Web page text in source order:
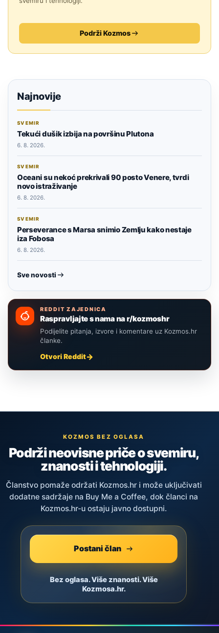
Podrži Kozmos
Najnovije
SVEMIR
Tekući dušik izbija na površinu Plutona
6. 8. 2026.
SVEMIR
Oceani su nekoć prekrivali 90 posto Venere, tvrdi
novo istraživanje
6. 8. 2026.
SVEMIR
Perseverance s Marsa snimio Zemlju kako nestaje
iza Fobosa
6. 8. 2026.
Sve novosti
REDDIT ZAJEDNICA
Raspravljajte s nama na r/kozmoshr
Podijelite pitanja, izvore i komentare uz Kozmos.hr
članke.
Otvori Reddit
KOZMOS BEZ OGLASA
Podrži neovisne priče o svemiru,
znanosti i tehnologiji.
Članstvo pomaže održati Kozmos.hr i može uključivati
dodatne sadržaje na Buy Me a Coffee, dok članci na
Kozmos.hr-u ostaju javno dostupni.
Postani član
Bez oglasa. Više znanosti. Više
Kozmosa.hr.